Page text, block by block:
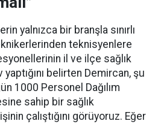
yalnızca bir branşla sınırlı
teknisyenlere
il ve ilçe sağlık
belirten Demircan, şu
1000 Personel Dağılım
sahip bir sağlık
çalıştığını görüyoruz. Eğer